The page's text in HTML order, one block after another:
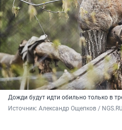
Дожди будут идти обильно только в
Источник: Александр Ощепков / NGS.RU